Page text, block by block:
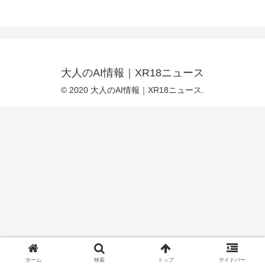
大人のAI情報｜XR18ニュース
© 2020 大人のAI情報｜XR18ニュース.
ホーム 検索 トップ サイドバー